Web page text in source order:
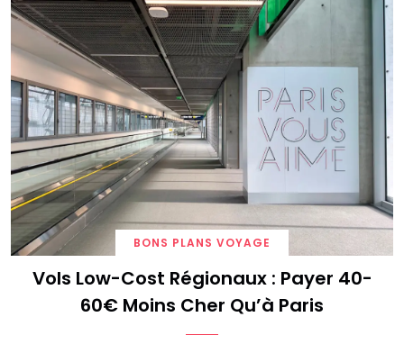
BONS PLANS VOYAGE
Vols Low-Cost Régionaux : Payer 40-
60€ Moins Cher Qu’à Paris